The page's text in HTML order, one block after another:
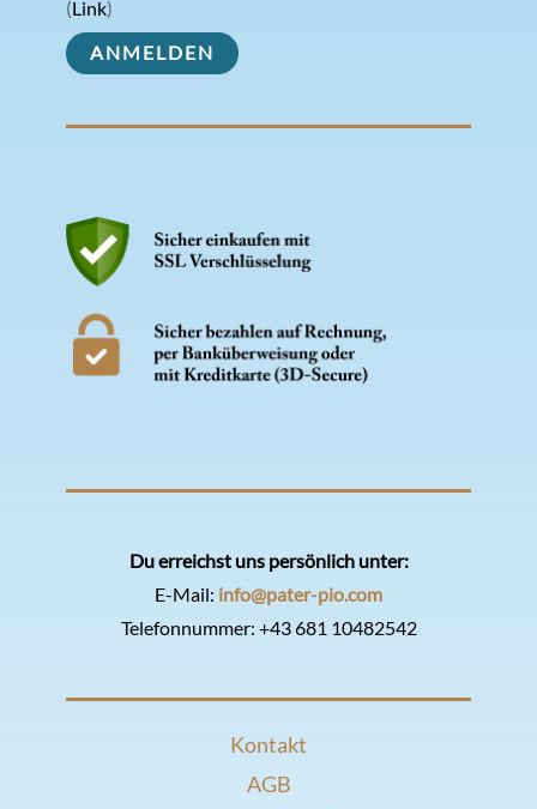
(Link)
Du erreichst uns persönlich unter:
E-Mail: info@pater-pio.com
Telefonnummer: +43 681 10482542
Kontakt
AGB